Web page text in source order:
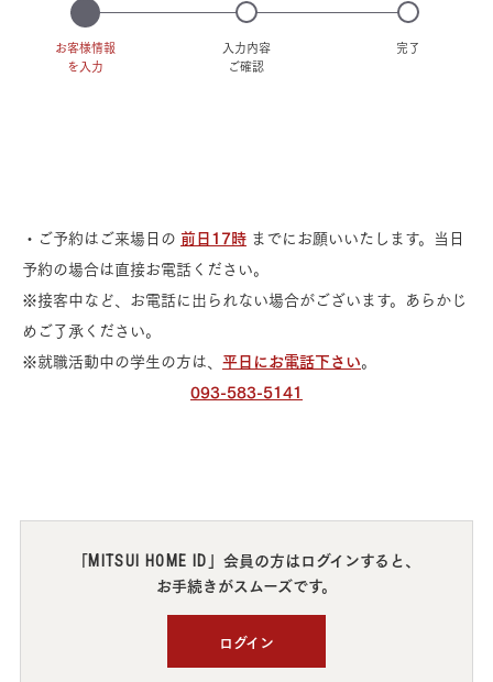
お客様情報
を入力
入力内容
ご確認
完了
・ご予約はご来場日の 前日17時までにお願いいたします。当日
予約の場合は直接お電話ください。
※接客中など、お電話に出られない場合がございます。あらかじ
めご了承ください。
※就職活動中の学生の方は、 平日にお電話下さい。
093-583-5141
「MITSUI HOME ID 」会員の方はログインすると、
お手続きがスムーズです。
ログイン